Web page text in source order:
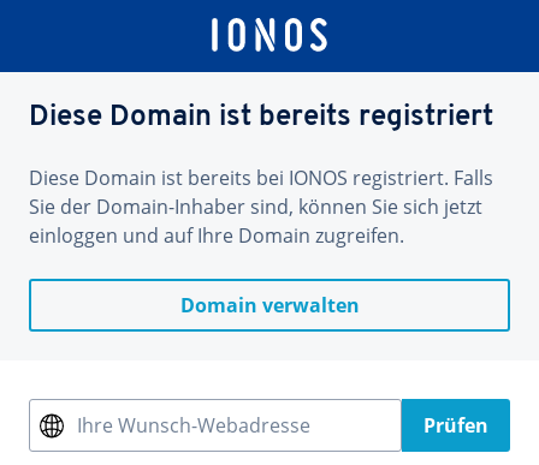
Diese Domain ist bereits registriert
Diese Domain ist bereits bei IONOS registriert. Falls
Sie der Domain-Inhaber sind, können Sie sich jetzt
einloggen und auf Ihre Domain zugreifen.
Domain verwalten
Ihre Wunsch-Webadresse Prüfen